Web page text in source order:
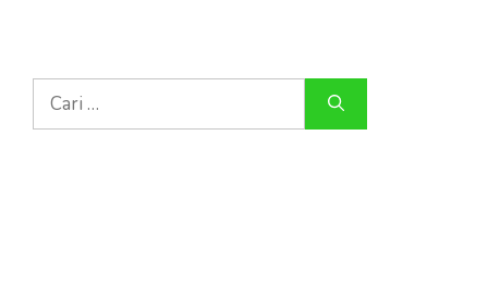
Cari
untuk: